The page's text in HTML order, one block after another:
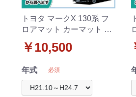
トヨタ マークX 130系 フ
ロアマット カーマット 織
￥10,500
年式 必須